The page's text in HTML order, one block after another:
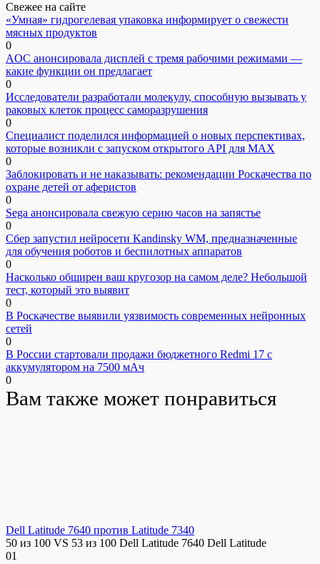
Свежее на сайте
«Умная» гидрогелевая упаковка информирует о свежести
мясных продуктов
0
AOC анонсировала дисплей с тремя рабочими режимами —
какие функции он предлагает
0
Исследователи разработали молекулу, способную вызывать у
раковых клеток процесс саморазрушения
0
Специалист поделился информацией о новых перспективах,
которые возникли с запуском открытого API для МАХ
0
Заблокировать и не наказывать: рекомендации Роскачества по
охране детей от аферистов
0
Sega анонсировала свежую серию часов на запястье
0
Сбер запустил нейросети Kandinsky WM, предназначенные
для обучения роботов и беспилотных аппаратов
0
Насколько обширен ваш кругозор на самом деле? Небольшой
тест, который это выявит
0
В Роскачестве выявили уязвимость современных нейронных
сетей
0
В России стартовали продажи бюджетного Redmi 17 с
аккумулятором на 7500 мАч
0
Вам также может понравиться
Dell Latitude 7640 против Latitude 7340
50 из 100 VS 53 из 100 Dell Latitude 7640 Dell Latitude
01